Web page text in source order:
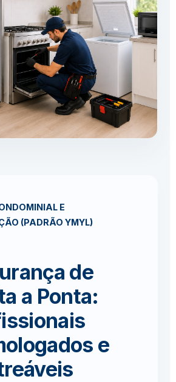
E
(PADRÃO YMYL)
de
a Ponta:
e